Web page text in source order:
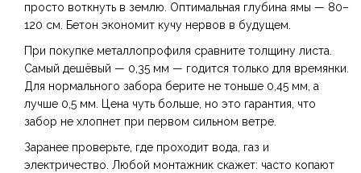
просто воткнуть в землю. Оптимальная глубина ямы — 80–
120 см. Бетон экономит кучу нервов в будущем.
При покупке металлопрофиля сравните толщину листа.
Самый дешёвый — 0,35 мм — годится только для времянки.
Для нормального забора берите не тоньше 0,45 мм, а
лучше 0,5 мм. Цена чуть больше, но это гарантия, что
забор не хлопнет при первом сильном ветре.
Заранее проверьте, где проходит вода, газ и
электричество. Любой монтажник скажет: часто копают